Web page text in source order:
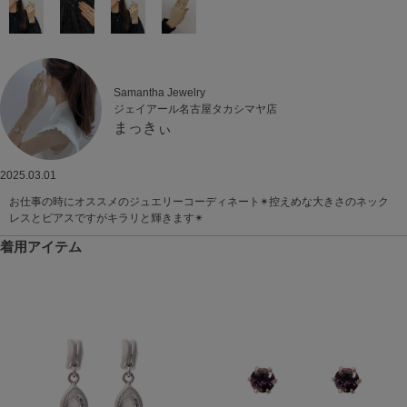
Samantha Jewelry
ジェイアール名古屋タカシマヤ店
まっきぃ
2025.03.01
お仕事の時にオススメのジュエリーコーディネート✴︎控えめな大きさのネック
レスとピアスですがキラリと輝きます✴︎
着用アイテム